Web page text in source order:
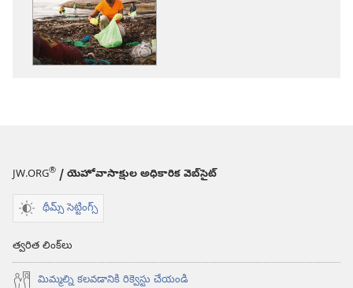
JW.ORG® / యెహోవాసాక్షుల అధికారిక వెబ్‌సైట్‌
థీమ్స్ సెట్టింగ్స్
త్వరిత లింక్‌లు
మిమ్మల్ని కలవడానికి రిక్వెస్టు చేయండి